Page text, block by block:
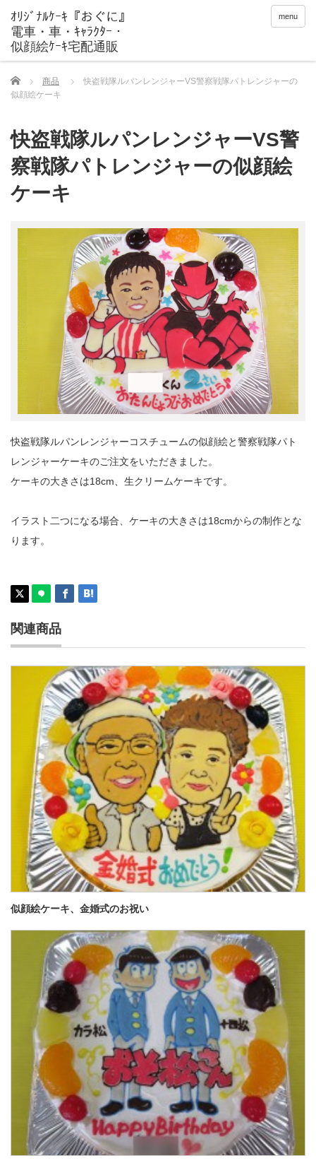
menu
Home 商品
快盗戦隊ルパンレンジャーVS警察戦隊パトレンジャーの
似顔絵ケーキ
快盗戦隊ルパンレンジャーVS警
察戦隊パトレンジャーの似顔絵
ケーキ
快盗戦隊ルパンレンジャーコスチュームの似顔絵と警察戦隊パト
レンジャーケーキのご注文をいただきました。
ケーキの大きさは18cm、生クリームケーキです。
イラスト二つになる場合、ケーキの大きさは18cmからの制作とな
ります。
関連商品
似顔絵ケーキ、金婚式のお祝い